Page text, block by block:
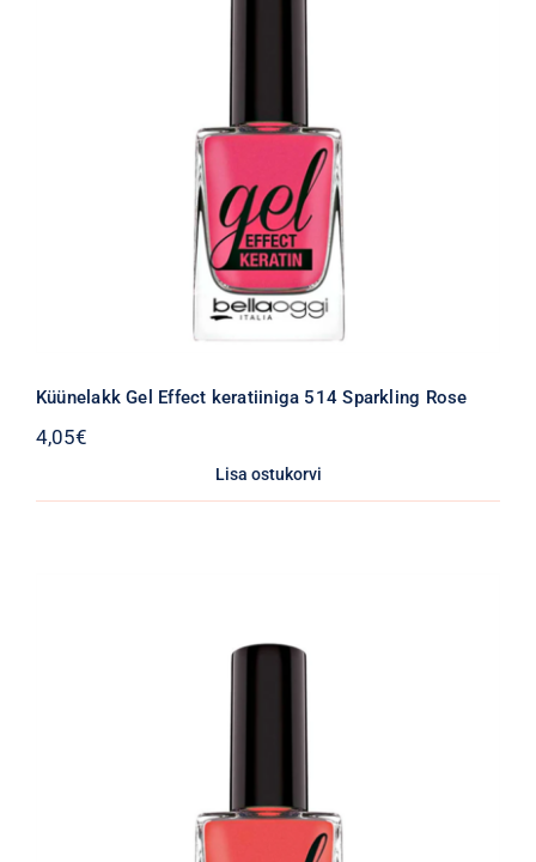
Küünelakk Gel Effect keratiiniga 514 Sparkling Rose
4,05€
Lisa ostukorvi